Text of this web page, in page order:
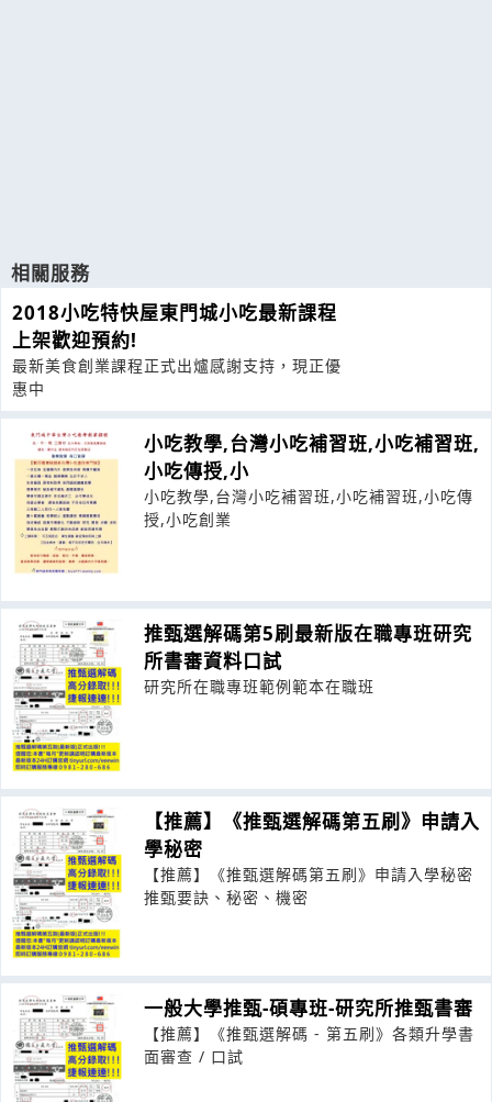
相關服務
2018小吃特快屋東門城小吃最新課程
上架歡迎預約!
最新美食創業課程正式出爐​感謝支持，現正優
惠中
小吃教學,台灣小吃補習班,小吃補習班,
小吃傳授,小
小吃教學,台灣小吃補習班,小吃補習班,小吃傳
授,小吃創業
推甄選解碼第5刷最新版在職專班研究
所書審資料口試
研究所在職專班範例範本在職班
【推薦】《推甄選解碼第五刷》申請入
學秘密
【推薦】《推甄選解碼第五刷》申請入學秘密
推甄要訣、秘密、機密
一般大學推甄-碩專班-研究所推甄書審
【推薦】《推甄選解碼 - 第五刷》各類升學書
面審查 / 口試